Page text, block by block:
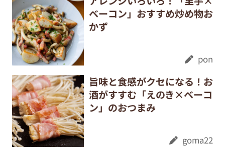
ベーコン」おすすめ炒め物お
かず
pon
旨味と食感がクセになる！お
酒がすすむ「えのき×ベーコ
ン」のおつまみ
goma22